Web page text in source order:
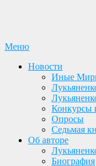
Перейти
содержимому
Меню
Новости
Иные
Конкурсы
Опросы
Седьмая
Об авторе
Биография